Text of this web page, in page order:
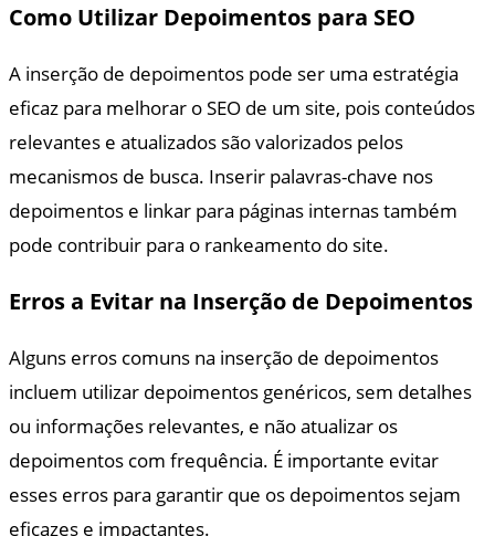
Como Utilizar Depoimentos para SEO
A inserção de depoimentos pode ser uma estratégia
eficaz para melhorar o SEO de um site, pois conteúdos
relevantes e atualizados são valorizados pelos
mecanismos de busca. Inserir palavras-chave nos
depoimentos e linkar para páginas internas também
pode contribuir para o rankeamento do site.
Erros a Evitar na Inserção de Depoimentos
Alguns erros comuns na inserção de depoimentos
incluem utilizar depoimentos genéricos, sem detalhes
ou informações relevantes, e não atualizar os
depoimentos com frequência. É importante evitar
esses erros para garantir que os depoimentos sejam
eficazes e impactantes.